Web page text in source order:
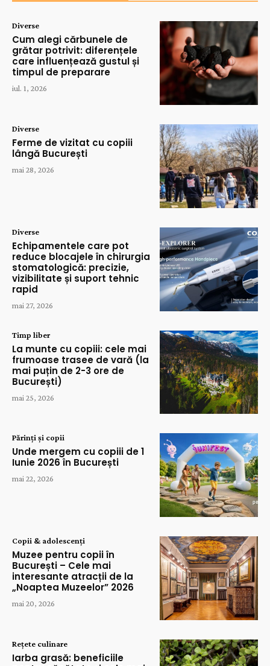
Diverse
Cum alegi cărbunele de
grătar potrivit: diferențele
care influențează gustul și
timpul de preparare
iul. 1, 2026
Diverse
Ferme de vizitat cu copiii
lângă București
mai 28, 2026
Diverse
Echipamentele care pot
reduce blocajele în chirurgia
stomatologică: precizie,
vizibilitate și suport tehnic
rapid
mai 27, 2026
Timp liber
La munte cu copiii: cele mai
frumoase trasee de vară (la
mai puțin de 2-3 ore de
București)
mai 25, 2026
Părinți și copii
Unde mergem cu copiii de 1
Iunie 2026 în București
mai 22, 2026
Copii & adolescenți
Muzee pentru copii în
București – Cele mai
interesante atracții de la
„Noaptea Muzeelor” 2026
mai 20, 2026
Rețete culinare
Iarba grasă: beneficiile